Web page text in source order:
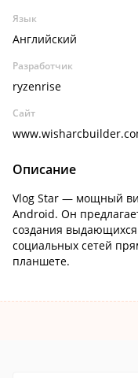
Язык
Английский
Разработчик
ryzenrise
Сайт
Описание
Vlog Star — мощный
Android. Он
создания выдающихся
социальных сетей
планшете.